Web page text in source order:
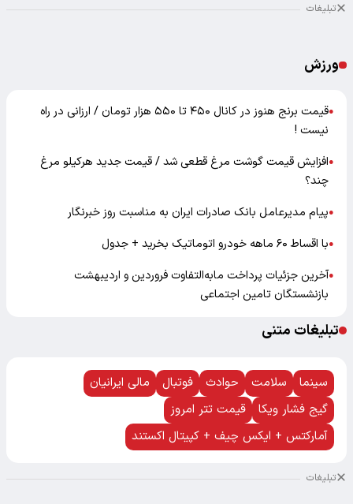
تبلیغات
ورزش
●
قیمت برنج هنوز در کانال ۴۵۰ تا ۵۵۰ هزار تومان / ارزانی در راه
نیست !
●افزایش قیمت گوشت مرغ قطعی شد / قیمت جدید هرکیلو مرغ
چند؟
●پیام مدیرعامل بانک صادرات ایران به مناسبت روز خبرنگار
●با اقساط ۶۰ ماهه خودرو اتوماتیک بخرید + جدول
●آخرین جزئیات پرداخت مابه‌التفاوت فروردین و اردیبهشت
بازنشستگان تامین اجتماعی
تبلیغات متنی
سینما سلامت حوادث فوتبال
مالی ایرانیان
گیج فشار ویکا
قیمت تتر امروز
آمارکتس + ایکس چیف + کپیتال اکستند
تبلیغات